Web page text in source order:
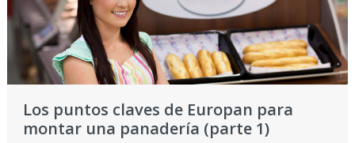
Los puntos claves de Europan para
montar una panadería (parte 1)